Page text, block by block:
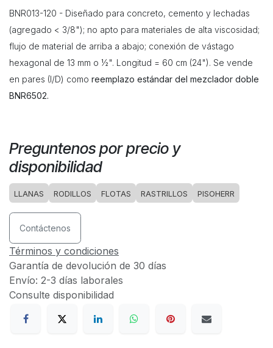
BNR013-120 - Diseñado para concreto, cemento y lechadas
(agregado < 3/8"); no apto para materiales de alta viscosidad;
flujo de material de arriba a abajo; conexión de vástago
hexagonal de 13 mm o ½". Longitud = 60 cm (24"). Se vende
en pares (I/D) como reemplazo estándar del mezclador doble
BNR6502.
Preguntenos por precio y
disponibilidad
LLANAS RODILLOS FLOTAS RASTRILLOS PISOHERR
Contáctenos
Términos y condiciones
Garantía de devolución de 30 días
Envío: 2-3 días laborales
Consulte disponibilidad